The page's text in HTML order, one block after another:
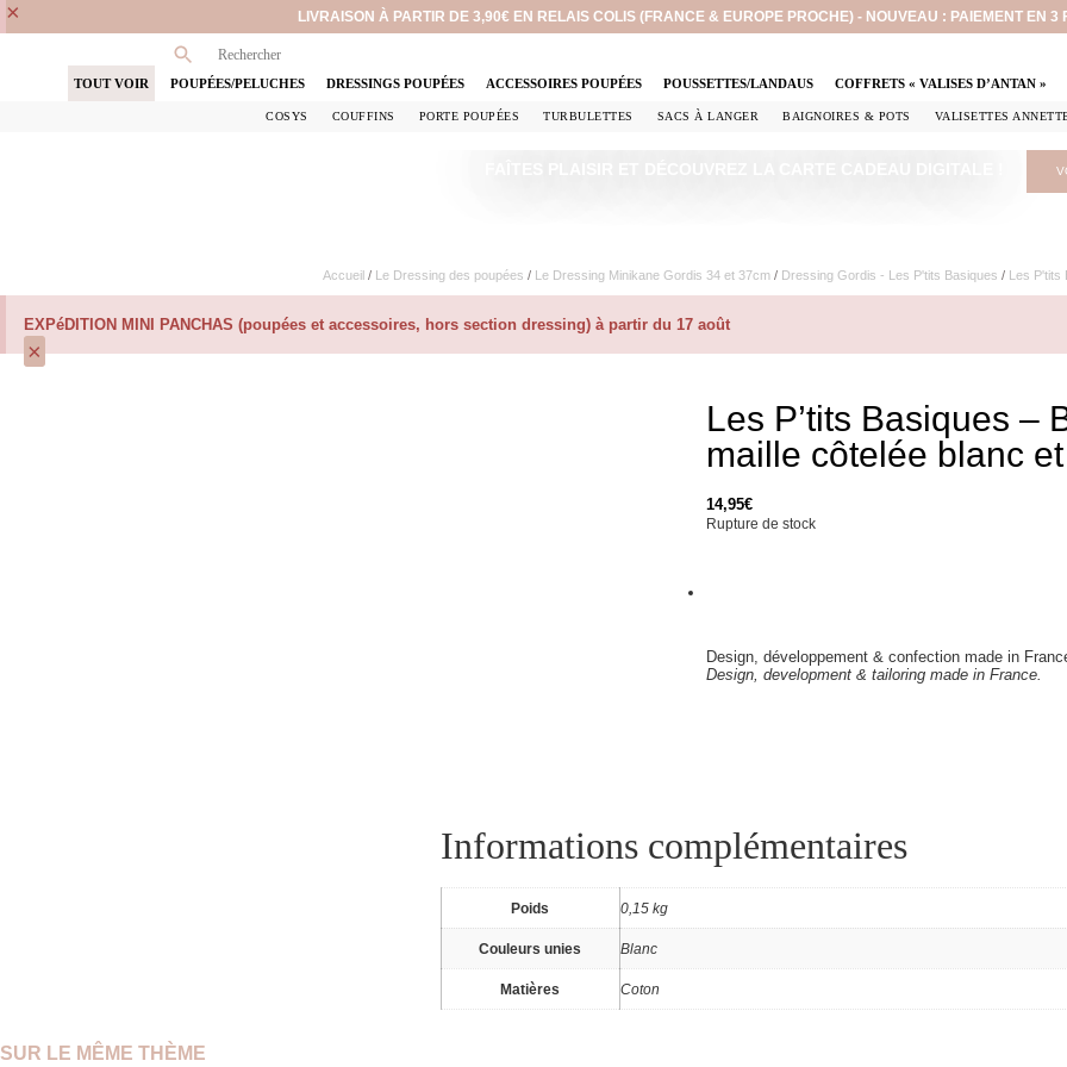
LIVRAISON À PARTIR DE 3,90€ EN RELAIS COLIS (FRANCE & EUROPE PROCHE) - NOUVEAU : PAIEMENT EN
×
TOUT VOIR POUPÉES/PELUCHES DRESSINGS POUPÉES ACCESSOIRES POUPÉES POUSSETTES/LANDAUS COFFRETS « VALISES D’ANTAN »
COSYS COUFFINS PORTE POUPÉES TURBULETTES SACS À LANGER BAIGNOIRES & POTS VALISETTES
Accueil / Le Dressing des poupées / Le Dressing Minikane Gordis 34 et 37cm​ / Dressing Gordis - Les P'tits Basiques / Les P'tits
EXPéDITION MINI PANCHAS (poupées et accessoires, hors section dressing) à partir du 17 août
×
Les P’tits Basiques –
maille côtelée blanc
14,95€
Rupture de stock
Design, développement & confection made in
Design, development & tailoring made in France.
Informations complémentaires
Poids 0,15 kg
Couleurs unies Blanc
Matières Coton
SUR LE MÊME THÈME